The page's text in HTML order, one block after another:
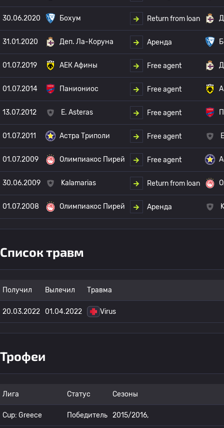
30.06.2020 Бохум Return from loan
31.01.2020 Деп. Ла-Коруна Аренда
01.07.2019 АЕК Афины Free agent
01.07.2014 Паниониос Free agent
13.07.2012 E. Asteras Free agent
01.07.2011 Астра Триполи Free agent
01.07.2009 Олимпиакос Пирей Free agent
30.06.2009 Kalamarias Return from loan
01.07.2008 Олимпиакос Пирей Аренда
Список травм
Получил Вылечил Травма
20.03.2022 01.04.2022 Virus
Трофеи
Лига Статус Сезоны
Cup: Greece Победитель 2015/2016,